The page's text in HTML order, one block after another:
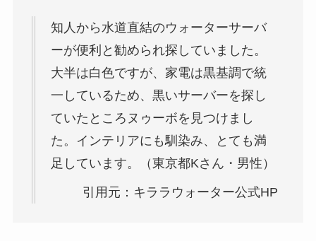
知人から水道直結のウォーターサーバ
ーが便利と勧められ探していました。
大半は白色ですが、家電は黒基調で統
一しているため、黒いサーバーを探し
ていたところ ヌゥーボを見つけまし
た。インテリアにも馴染み、とても満
足しています。（東京都Kさん・男性）
引用元：キララウォーター公式HP